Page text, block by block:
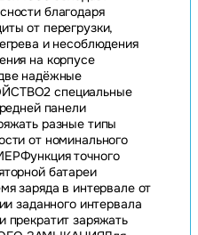
благодаря
от перегрузки,
и несоблюдения
на корпусе
надёжные
специальные
панели
разные типы
от номинального
точного
батареи
заряда в интервале от
заданного интервала
прекратит заряжать